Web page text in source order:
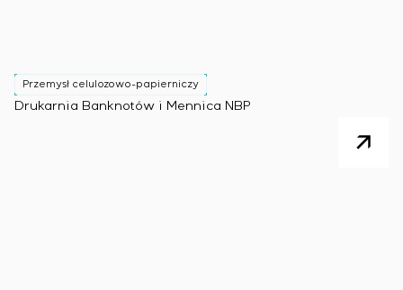
Przemysł celulozowo-papierniczy
Drukarnia Banknotów i Mennica NBP